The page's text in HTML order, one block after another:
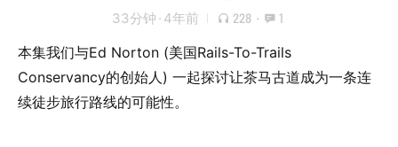
33分钟 · 4年前 228 · 1
本集我们与Ed Norton (美国Rails-To-Trails
Conservancy的创始人) 一起探讨让茶马古道成为一条连
续徒步旅行路线的可能性。